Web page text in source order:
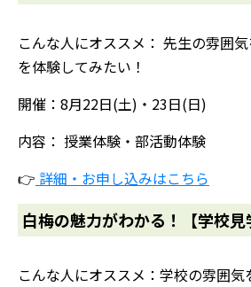
こんな人にオススメ： 先生の雰囲
を体験してみたい！
開催：8月22日(土)・23日(日)
内容： 授業体験・部活動体験
👉 詳細・お申し込みはこちら
白梅の魅力がわかる！【学校見
こんな人にオススメ：学校の雰囲気